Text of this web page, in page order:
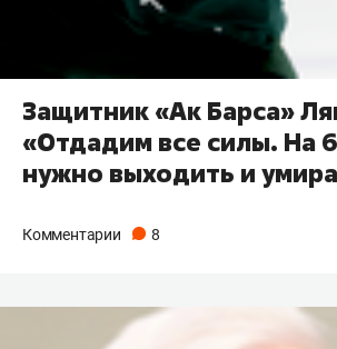
Защитник «Ак Барса»
«Отдадим все силы. На
нужно выходить и
Комментарии 8